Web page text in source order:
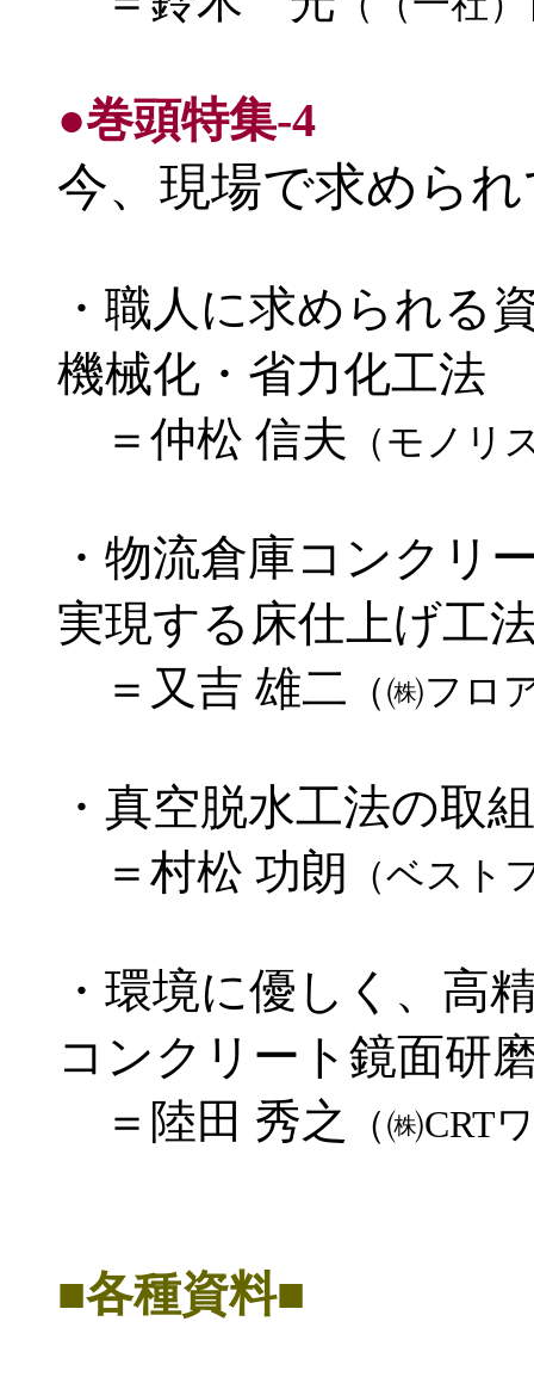
●巻頭特集-4
今、現場で求めら
・職人に求められる
機械化・省力化工法
＝仲松 信夫 （モノリ
・物流倉庫コンクリ
実現する床仕上げ工
＝又吉 雄二 （㈱フロ
・真空脱水工法の取
＝村松 功朗 （ベスト
・環境に優しく、高
コンクリート鏡面研
＝陸田 秀之 （㈱CRT
■各種資料■